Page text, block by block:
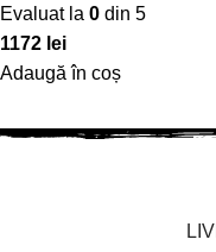
Evaluat la 0 din 5
1172 lei
Adaugă în coș